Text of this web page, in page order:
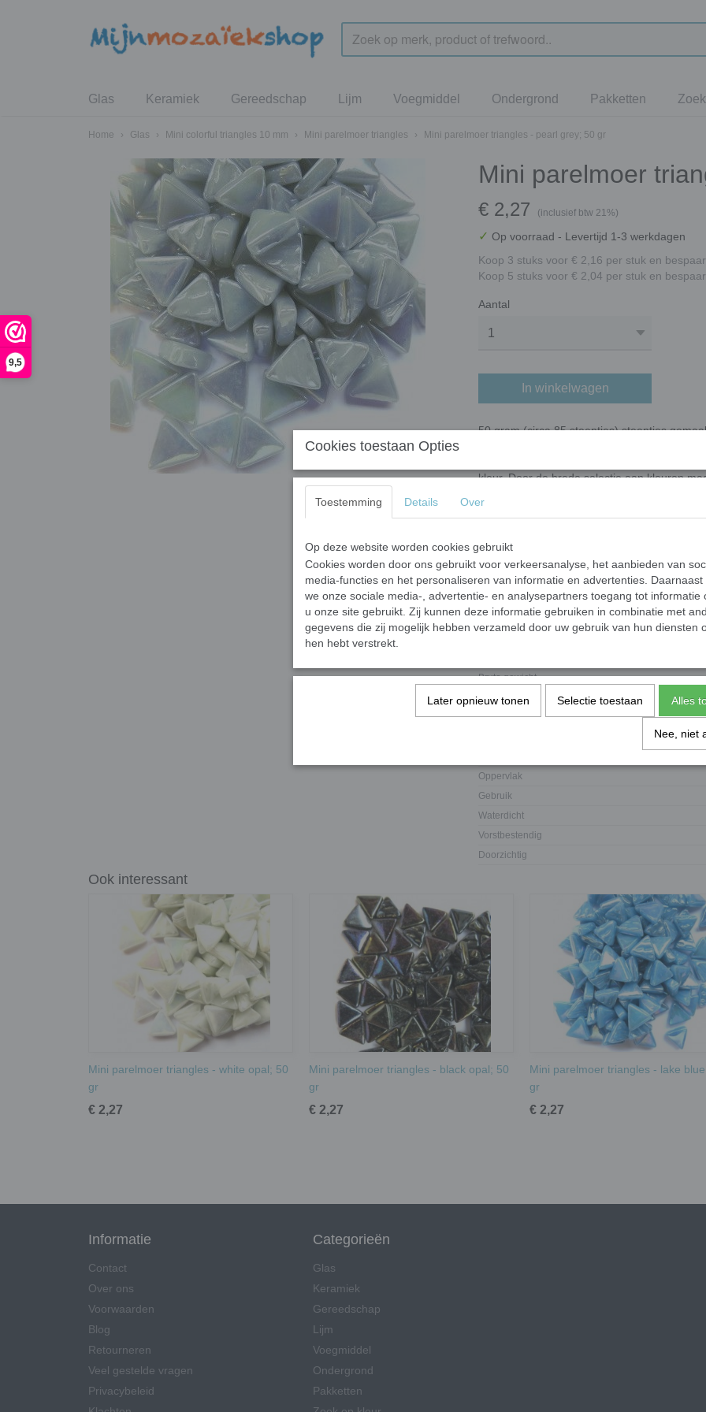
9,5
Glas Keramiek Gereedschap Lijm Voegmiddel Ondergrond Pakketten
Home › Glas › Mini colorful triangles 10 mm › Mini parelmoer triangles › Mini parelmoer triangles - pearl grey; 50 gr
Mini parelmoer
€ 2,27 (inclusief btw 21%)
✓ Op voorraad - Levertijd 1-3 werkdagen
Koop 3 stuks voor € 2,16 per stuk en
Koop 5 stuks voor € 2,04 per stuk en
Aantal
In winkelwagen
50 gram (circa 85 steentjes) steentjes
mineralen en kleur-oxidaten. Voorbeelden
(geoxideerd koper). Het oppervlak is glad
kleur. Door de brede selectie aan kleuren
Afmeting: 10 x 10 x 10 mm. Met een dikte 4
De mini colorful triangle is onderdeel van
combineren met alle glas mozaïek steentjes.
Voor het knippen van de steentjes raden wij
Specificaties
Bruto gewicht
Eenheid
Afmeting
Oppervlak
Gebruik
Waterdicht
Vorstbestendig
Doorzichtig
Ook interessant
Mini parelmoer triangles - white opal; 50
gr
€ 2,27
Mini parelmoer triangles - black opal; 50
gr
€ 2,27
Mini parelmoer triangles - lake
gr
€ 2,27
Informatie
Contact
Over ons
Voorwaarden
Blog
Retourneren
Veel gestelde vragen
Privacybeleid
Categorieën
Glas
Keramiek
Gereedschap
Lijm
Voegmiddel
Ondergrond
Pakketten
Cookies toestaan Opties
Toestemming Details Over
Op deze website worden cookies gebruikt
Cookies worden door ons gebruikt voor verkeersanalyse, het aanbieden van
media-functies en het personaliseren van informatie en advertenties. Daarnaast
we onze sociale media-, advertentie- en analysepartners toegang tot informatie
u onze site gebruikt. Zij kunnen deze informatie gebruiken in combinatie met
gegevens die zij mogelijk hebben verzameld door uw gebruik van hun diensten
hen hebt verstrekt.
Later opnieuw tonen Selectie toestaan Alles
Nee, niet